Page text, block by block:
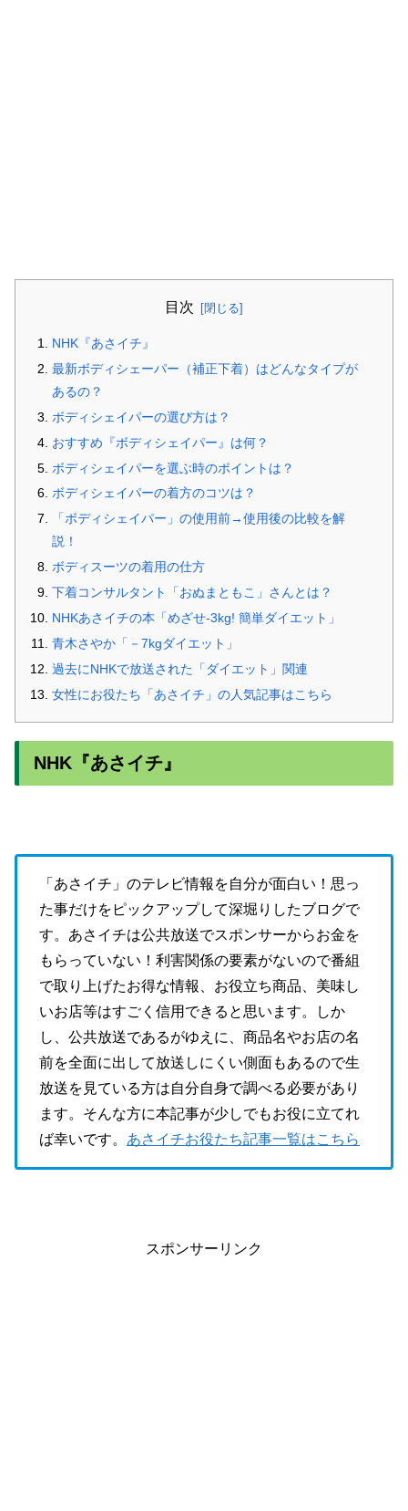
目次
NHK『あさイチ』
最新ボディシェーパー（補正下着）はどんなタイプが
あるの？
ボディシェイパーの選び方は？
おすすめ『ボディシェイパー』は何？
ボディシェイパーを選ぶ時のポイントは？
ボディシェイパーの着方のコツは？
「ボディシェイパー」の使用前→使用後の比較を解
説！
ボディスーツの着用の仕方
下着コンサルタント「おぬまともこ」さんとは？
NHKあさイチの本「めざせ-3kg! 簡単ダイエット」
青木さやか「－7kgダイエット」
過去にNHKで放送された「ダイエット」関連
女性にお役たち「あさイチ」の人気記事はこちら
NHK『あさイチ』
「あさイチ」のテレビ情報を自分が面白い！思っ
た事だけをピックアップして深堀りしたブログで
す。あさイチは公共放送でスポンサーからお金を
もらっていない！利害関係の要素がないので番組
で取り上げたお得な情報、お役立ち商品、美味し
いお店等はすごく信用できると思います。しか
し、公共放送であるがゆえに、商品名やお店の名
前を全面に出して放送しにくい側面もあるので生
放送を見ている方は自分自身で調べる必要があり
ます。そんな方に本記事が少しでもお役に立てれ
ば幸いです。 あさイチお役たち記事一覧はこちら
スポンサーリンク